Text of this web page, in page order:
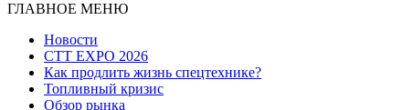
ГЛАВНОЕ МЕНЮ
Новости
CTT EXPO 2026
Как продлить жизнь спецтехнике?
Топливный кризис
Обзор рынка